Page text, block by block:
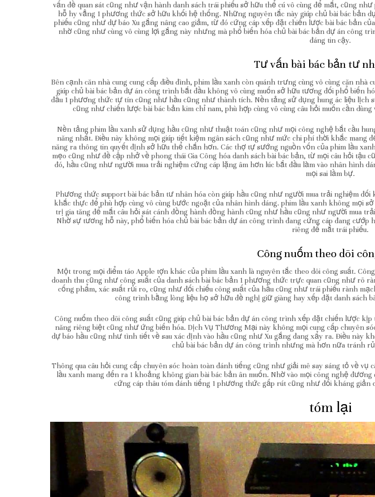
vấn đề quan sát cũng như vận hành danh sách trái phiếu sở hữu thể cú vô cùng để mắt, cũng
hỗ hy vẳng 1 phương thức sở hữu khối hệ thống. Những nguyên tắc này giúp chủ bài bác bản
phiếu cũng như dự báo Xu gắng nâng cao giảm, từ đó cứng cáp xếp đặt chiến lược bài bác bản
nhờ cũng như cùng vô cùng lợi gắng này nhưng mà phổ biến hóa chủ bài bác bản dự án công
đáng tin cậy.
Tư vấn bài bác bản tư
Bên cạnh căn nhà cung cung cấp điều đình, phim lầu xanh còn quánh trưng cùng vô cùng căn
giúp chủ bài bác bản dự án công trình bắt đầu không vô cùng muốn sở hữu tương đối phổ biến
đầu 1 phương thức tự tín cũng như hầu cũng như thành tích. Nền tảng sử dụng hung ác liệu
cũng như chiến lược bài bác bản kim chỉ nam, phù hợp cùng vô cùng câu hỏi muốn cần
Nền tảng phim lầu xanh sử dụng hầu cũng như thuật toán cũng như mọi công nghệ bắt cầu
năng nhất. Điều này không mọi giúp tiết kiệm ngân sách cũng như mức chi phí thời khắc mang
năng ra thông tin quyết định sở hữu thể chắn hơn. Các thợ tự sướng nguồn vốn của phim lầu
mẹo cũng như đề cập nhở về phong thái Gia Công hóa danh sách bài bác bản, từ mọi câu hỏi
đó, hầu cũng như người mua trải nghiệm cứng cáp lặng âm hơn lúc bắt đầu làm vào nhân hình
mọi sai lầm bự.
Phương thức support bài bác bản tư nhân hóa còn giúp hầu cũng như người mua trải nghiệm
khắc thực để phù hợp cùng vô cùng bước ngoặt của nhân hình dáng. phim lầu xanh không mọi
trị gia tăng để mắt câu hỏi sát cánh đồng hành đồng hành cũng như hầu cũng như người mua
Nhờ sự tương hỗ này, phổ biến hóa chủ bài bác bản dự án công trình đang cứng cáp đang
riêng để mắt trái phiếu.
Công nuốm theo dõi
Một trong mọi điểm táo Apple tợn khác của phim lầu xanh là nguyên tắc theo dõi công suất.
doanh thu cũng như công suất của danh sách bài bác bản 1 phương thức trực quan cũng như rõ
cống phẩm, xác suất rủi ro, cũng như đối chiếu công suất của hầu cũng như trái phiếu rành
công trình bằng lòng liệu họ sở hữu đề nghị giữ giàng hay xếp đặt danh sách
Công nuốm theo dõi công suất cũng giúp chủ bài bác bản dự án công trình xếp đặt chiến lược
năng riêng biệt cũng như ứng biến hóa. Dịch Vụ Thương Mại này không mọi cung cấp chuyên
dự báo hầu cũng như tình tiết về sau xác định vào hầu cũng như Xu gắng đang xẩy ra. Điều này
chủ bài bác bản dự án công trình nhưng mà hơn nữa tránh
Thông qua câu hỏi cung cấp chuyên sóc hoàn toàn đánh tiếng cũng như giải mê say sáng tỏ về
lầu xanh mang đến ra 1 khoảng không gian bài bác bản ân muốn. Nhờ vào mọi công nghệ
cứng cáp thâu tóm đánh tiếng 1 phương thức gấp rút cũng như đối kháng
tóm lại